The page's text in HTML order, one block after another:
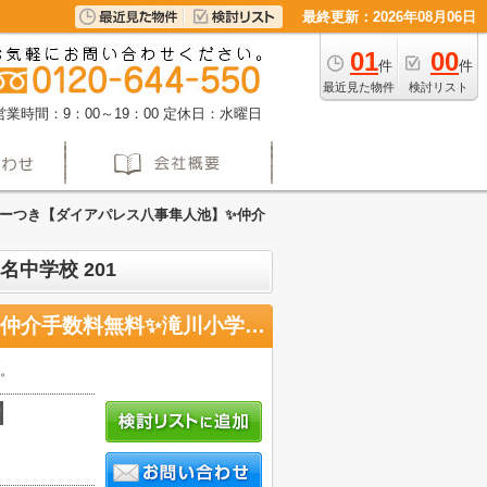
最終更新：2026年08月06日
01件
最近見た物件
00件
検討リスト
業時間：9：00～19：00 定休日：水曜日
つき【ダイアパレス八事隼人池】✨️仲介
中学校 201
全室バルコニーつき【ダイアパレス八事隼人池】✨️仲介手数料無料✨️滝川小学校・川名中学校 2階